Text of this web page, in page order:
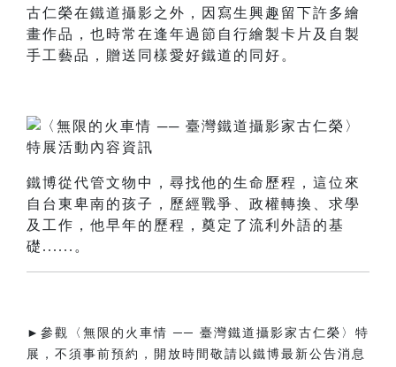
古仁榮在鐵道攝影之外，因寫生興趣留下許多繪
畫作品，也時常在逢年過節自行繪製卡片及自製
手工藝品，贈送同樣愛好鐵道的同好。
鐵博從代管文物中，尋找他的生命歷程，這位來
自台東卑南的孩子，歷經戰爭、政權轉換、求學
及工作，他早年的歷程，奠定了流利外語的基
礎......。
►參觀〈無限的火車情 ── 臺灣鐵道攝影家古仁榮〉特
展，不須事前預約，開放時間敬請以鐵博最新公告消息